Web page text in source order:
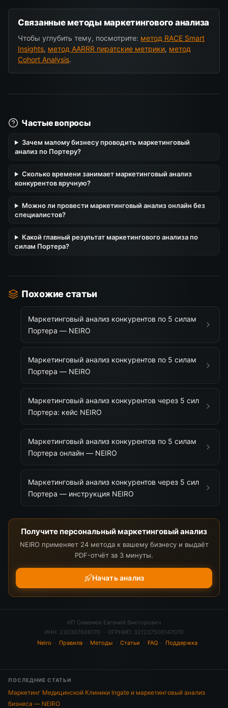
Связанные методы маркетингового анализа
Чтобы углубить тему, посмотрите: метод RACE Smart
Insights, метод AARRR пиратские метрики, метод
Cohort Analysis.
Частые вопросы
Зачем малому бизнесу проводить маркетинговый
анализ по Портеру?
Сколько времени занимает маркетинговый анализ
конкурентов вручную?
Можно ли провести маркетинговый анализ онлайн без
специалистов?
Какой главный результат маркетингового анализа по
силам Портера?
Похожие статьи
Маркетинговый анализ конкурентов по 5 силам
Портера — NEIRO
Маркетинговый анализ конкурентов по 5 силам
Портера — NEIRO
Маркетинговый анализ конкурентов через 5 сил
Портера: кейс NEIRO
Маркетинговый анализ конкурентов по 5 силам
Портера онлайн — NEIRO
Маркетинговый анализ конкурентов через 5 сил
Портера — инструкция NEIRO
Получите персональный маркетинговый анализ
NEIRO применяет 24 метода к вашему бизнесу и выдаёт
PDF-отчёт за 3 минуты.
Начать анализ
ИП Семенюк Евгений Викторович
ИНН: 230307606170 · ОГРНИП: 321237500147070
· Neiro · Правила· Методы· Статьи · FAQ· Поддержка
ПОСЛЕДНИЕ СТАТЬИ
Маркетинг Медицинской Клиники Ingate и маркетинговый анализ
бизнеса — NEIRO